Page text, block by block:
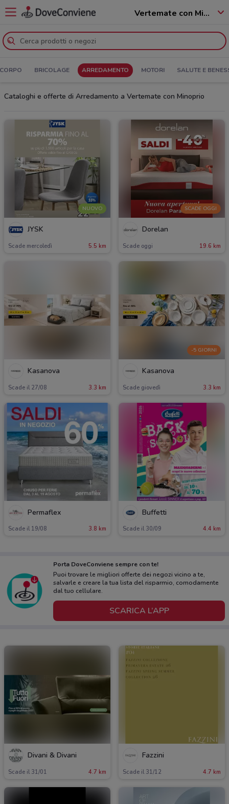
Vertemate con Minoprio - 22070
BRICOLAGE ARREDAMENTO MOTORI SALUTE E
Cataloghi e offerte di Arredamento a Vertemate con Minoprio
NUOVO
JYSK
Scade mercoledì 5.5 km
SCADE OGGI
Dorelan
Scade oggi 19.6 km
Kasanova
Scade il 27/08 3.3 km
-5 GIORNI
Kasanova
Scade giovedì 3.3 km
Permaflex
Scade il 19/08 3.8 km
Buffetti
Scade il 30/09 4.4 km
Porta DoveConviene sempre con te!
Puoi trovare le migliori offerte dei negozi vicino a te,
salvarle e creare la tua lista del risparmio, comodamente
dal tuo cellulare.
SCARICA L’APP
Divani & Divani
Scade il 31/01 4.7 km
Fazzini
Scade il 31/12 4.7 km